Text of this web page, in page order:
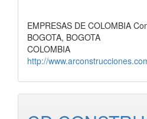
EMPRESAS DE COLOMBIA
BOGOTA, BOGOTA
COLOMBIA
http://